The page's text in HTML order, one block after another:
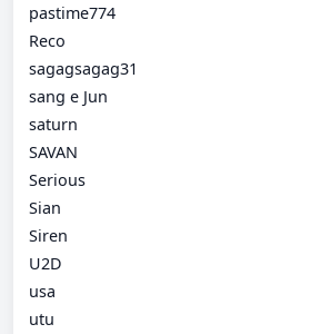
pastime774
Reco
sagagsagag31
sang e Jun
saturn
SAVAN
Serious
Sian
Siren
U2D
usa
utu